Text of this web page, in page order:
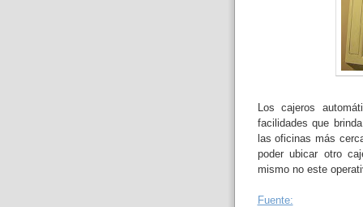
Los cajeros
facilidades que
las oficinas más
poder ubicar otro
mismo no este
Fuente: